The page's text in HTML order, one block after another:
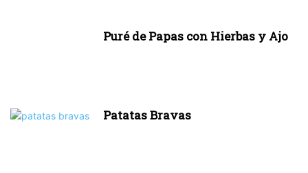
Puré de Papas con Hierbas y Ajo
Patatas Bravas